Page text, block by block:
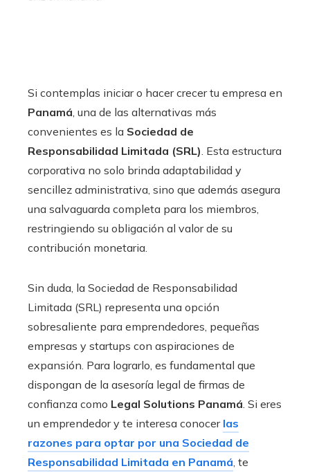
Si contemplas iniciar o hacer crecer tu empresa en
Panamá , una de las alternativas más
convenientes es la Sociedad de
Responsabilidad Limitada (SRL) . Esta estructura
corporativa no solo brinda adaptabilidad y
sencillez administrativa, sino que además asegura
una salvaguarda completa para los miembros,
restringiendo su obligación al valor de su
contribución monetaria.
Sin duda, la Sociedad de Responsabilidad
Limitada (SRL) representa una opción
sobresaliente para emprendedores, pequeñas
empresas y startups con aspiraciones de
expansión. Para lograrlo, es fundamental que
dispongan de la asesoría legal de firmas de
confianza como Legal Solutions Panamá . Si eres
un emprendedor y te interesa conocer las
razones para optar por una Sociedad de
Responsabilidad Limitada en Panamá , te